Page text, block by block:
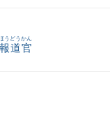
報道
うどう
官
かん